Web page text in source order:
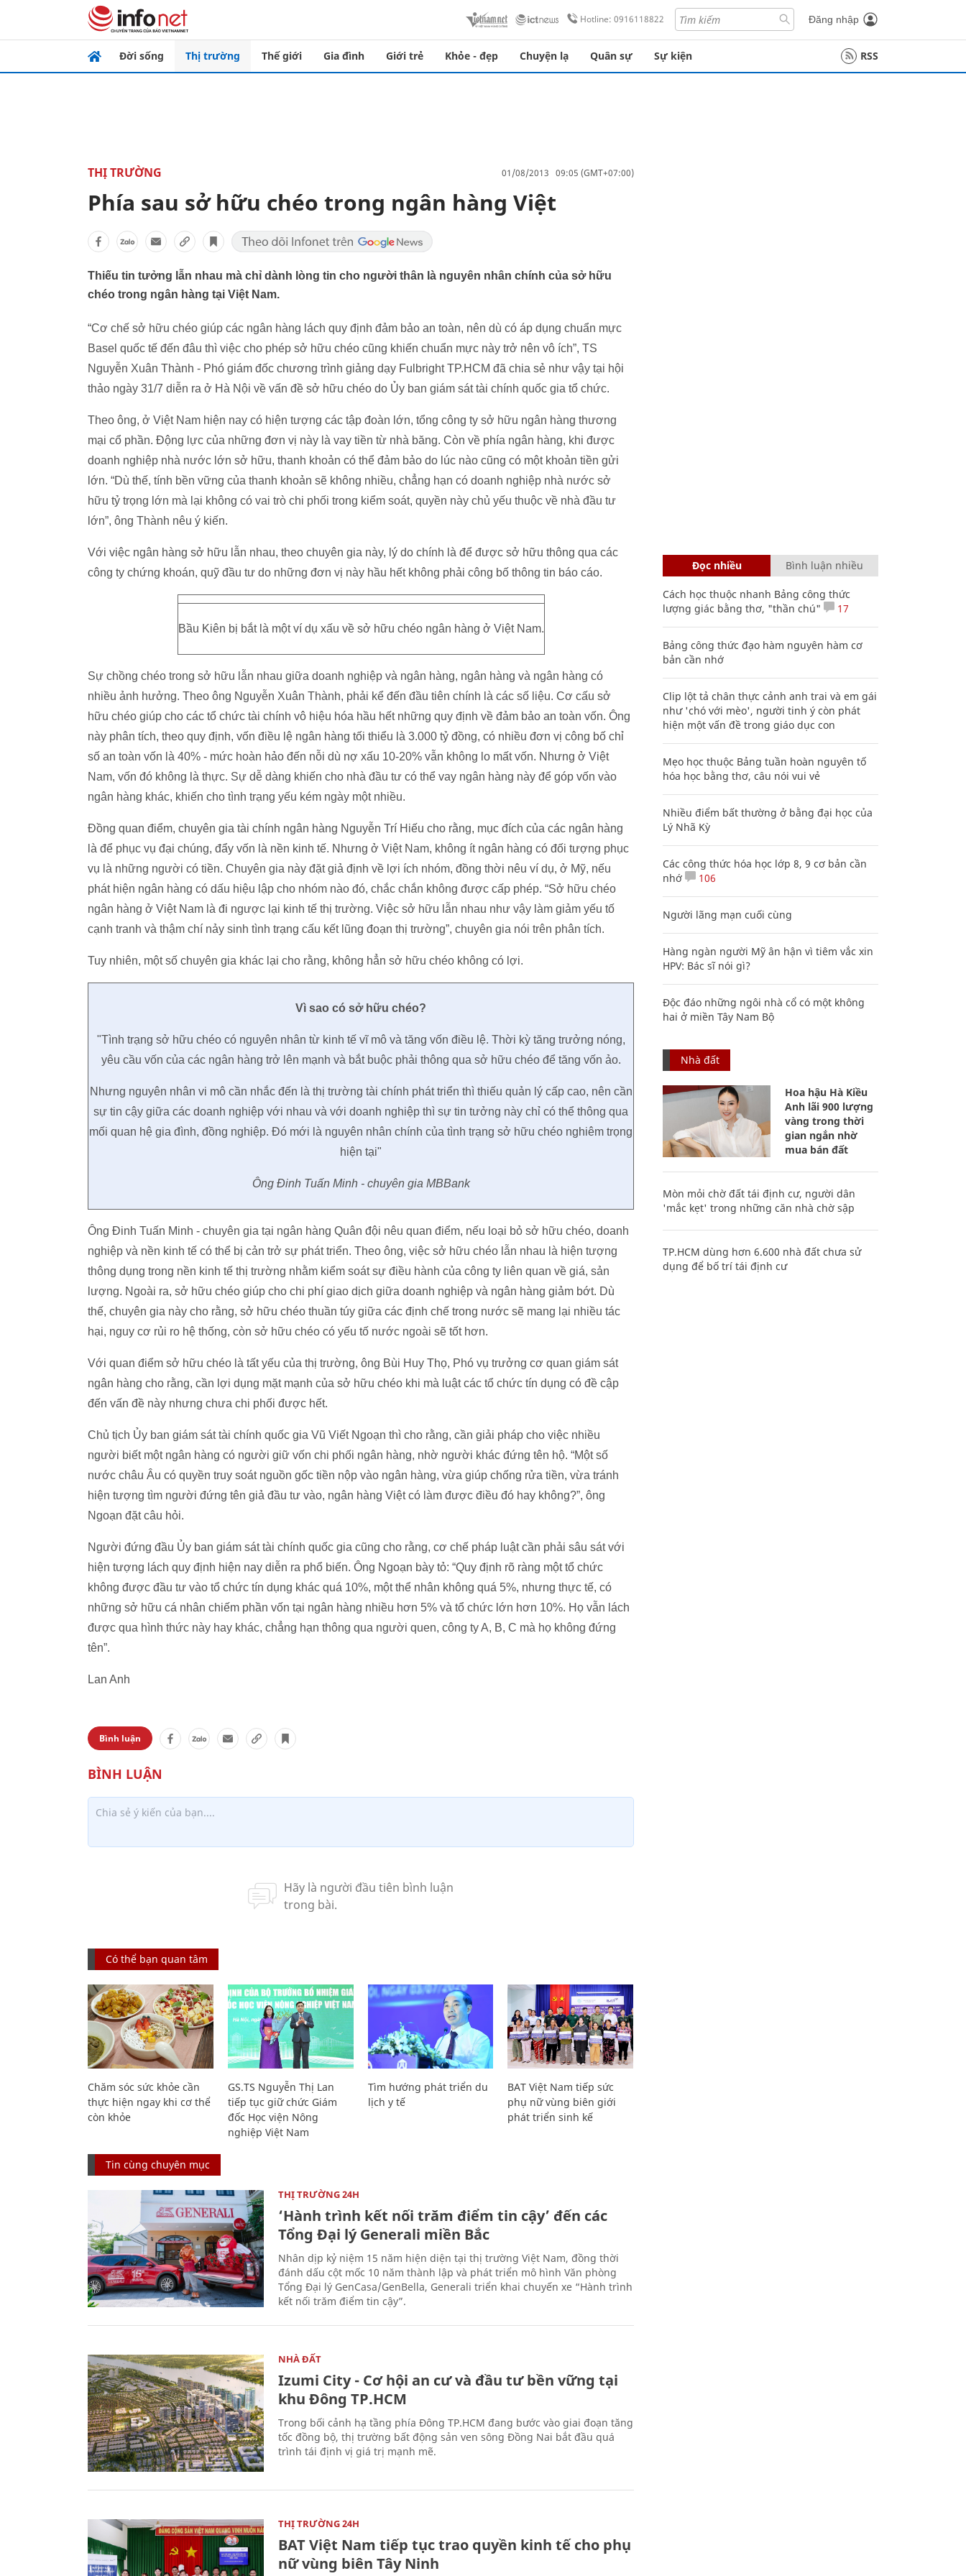
Hotline: 0916118822 Đăng nhập
Đời sống Thị trường Thế giới Gia đình Giới trẻ Khỏe - đẹp Chuyện lạ Quân sự Sự kiện RSS
THỊ TRƯỜNG 01/08/2013 09:05 (GMT+07:00)
Phía sau sở hữu chéo trong ngân hàng Việt
Thiếu tin tưởng lẫn nhau mà chỉ dành lòng tin cho người thân là nguyên nhân chính của sở hữu
chéo trong ngân hàng tại Việt Nam.
“Cơ chế sở hữu chéo giúp các ngân hàng lách quy định đảm bảo an toàn, nên dù có áp dụng chuẩn mực
Basel quốc tế đến đâu thì việc cho phép sở hữu chéo cũng khiến chuẩn mực này trở nên vô ích”, TS
Nguyễn Xuân Thành - Phó giám đốc chương trình giảng dạy Fulbright TP.HCM đã chia sẻ như vậy tại hội
thảo ngày 31/7 diễn ra ở Hà Nội về vấn đề sở hữu chéo do Ủy ban giám sát tài chính quốc gia tổ chức.
Theo ông, ở Việt Nam hiện nay có hiện tượng các tập đoàn lớn, tổng công ty sở hữu ngân hàng thương
mại cổ phần. Động lực của những đơn vị này là vay tiền từ nhà băng. Còn về phía ngân hàng, khi được
doanh nghiệp nhà nước lớn sở hữu, thanh khoản có thể đảm bảo do lúc nào cũng có một khoản tiền gửi
lớn. “Dù thế, tính bền vững của thanh khoản sẽ không nhiều, chẳng hạn có doanh nghiệp nhà nước sở
hữu tỷ trọng lớn mà lại không có vai trò chi phối trong kiểm soát, quyền này chủ yếu thuộc về nhà đầu tư
lớn”, ông Thành nêu ý kiến.
Với việc ngân hàng sở hữu lẫn nhau, theo chuyên gia này, lý do chính là để được sở hữu thông qua các
công ty chứng khoán, quỹ đầu tư do những đơn vị này hầu hết không phải công bố thông tin báo cáo.
Bầu Kiên bị bắt là một ví dụ xấu về sở hữu chéo ngân hàng ở Việt Nam.
Sự chồng chéo trong sở hữu lẫn nhau giữa doanh nghiệp và ngân hàng, ngân hàng và ngân hàng có
nhiều ảnh hưởng. Theo ông Nguyễn Xuân Thành, phải kể đến đầu tiên chính là các số liệu. Cơ cấu sở
hữu chéo giúp cho các tổ chức tài chính vô hiệu hóa hầu hết những quy định về đảm bảo an toàn vốn. Ông
này phân tích, theo quy định, vốn điều lệ ngân hàng tối thiểu là 3.000 tỷ đồng, có nhiều đơn vị công bố chỉ
số an toàn vốn là 40% - mức hoàn hảo đến nỗi dù nợ xấu 10-20% vẫn không lo mất vốn. Nhưng ở Việt
Nam, vốn đó không là thực. Sự dễ dàng khiến cho nhà đầu tư có thể vay ngân hàng này để góp vốn vào
ngân hàng khác, khiến cho tình trạng yếu kém ngày một nhiều.
Đồng quan điểm, chuyên gia tài chính ngân hàng Nguyễn Trí Hiếu cho rằng, mục đích của các ngân hàng
là để phục vụ đại chúng, đẩy vốn là nền kinh tế. Nhưng ở Việt Nam, không ít ngân hàng có đối tượng phục
vụ là những người có tiền. Chuyên gia này đặt giả định về lợi ích nhóm, đồng thời nêu ví dụ, ở Mỹ, nếu
phát hiện ngân hàng có dấu hiệu lập cho nhóm nào đó, chắc chắn không được cấp phép. “Sở hữu chéo
ngân hàng ở Việt Nam là đi ngược lại kinh tế thị trường. Việc sở hữu lẫn nhau như vậy làm giảm yếu tố
cạnh tranh và thậm chí nảy sinh tình trạng cấu kết lũng đoạn thị trường”, chuyên gia nói trên phân tích.
Tuy nhiên, một số chuyên gia khác lại cho rằng, không hẳn sở hữu chéo không có lợi.
Vì sao có sở hữu chéo?
"Tình trạng sở hữu chéo có nguyên nhân từ kinh tế vĩ mô và tăng vốn điều lệ. Thời kỳ tăng trưởng nóng,
yêu cầu vốn của các ngân hàng trở lên mạnh và bắt buộc phải thông qua sở hữu chéo để tăng vốn ảo.
Nhưng nguyên nhân vi mô cần nhắc đến là thị trường tài chính phát triển thì thiếu quản lý cấp cao, nên cần
sự tin cậy giữa các doanh nghiệp với nhau và với doanh nghiệp thì sự tin tưởng này chỉ có thể thông qua
mối quan hệ gia đình, đồng nghiệp. Đó mới là nguyên nhân chính của tình trạng sở hữu chéo nghiêm trọng
hiện tại"
Ông Đinh Tuấn Minh - chuyên gia MBBank
Ông Đinh Tuấn Minh - chuyên gia tại ngân hàng Quân đội nêu quan điểm, nếu loại bỏ sở hữu chéo, doanh
nghiệp và nền kinh tế có thể bị cản trở sự phát triển. Theo ông, việc sở hữu chéo lẫn nhau là hiện tượng
thông dụng trong nền kinh tế thị trường nhằm kiểm soát sự điều hành của công ty liên quan về giá, sản
lượng. Ngoài ra, sở hữu chéo giúp cho chi phí giao dịch giữa doanh nghiệp và ngân hàng giảm bớt. Dù
thế, chuyên gia này cho rằng, sở hữu chéo thuần túy giữa các định chế trong nước sẽ mang lại nhiều tác
hại, nguy cơ rủi ro hệ thống, còn sở hữu chéo có yếu tố nước ngoài sẽ tốt hơn.
Với quan điểm sở hữu chéo là tất yếu của thị trường, ông Bùi Huy Thọ, Phó vụ trưởng cơ quan giám sát
ngân hàng cho rằng, cần lợi dụng mặt mạnh của sở hữu chéo khi mà luật các tổ chức tín dụng có đề cập
đến vấn đề này nhưng chưa chi phối được hết.
Chủ tịch Ủy ban giám sát tài chính quốc gia Vũ Viết Ngoạn thì cho rằng, cần giải pháp cho việc nhiều
người biết một ngân hàng có người giữ vốn chi phối ngân hàng, nhờ người khác đứng tên hộ. “Một số
nước châu Âu có quyền truy soát nguồn gốc tiền nộp vào ngân hàng, vừa giúp chống rửa tiền, vừa tránh
hiện tượng tìm người đứng tên giả đầu tư vào, ngân hàng Việt có làm được điều đó hay không?”, ông
Ngoạn đặt câu hỏi.
Người đứng đầu Ủy ban giám sát tài chính quốc gia cũng cho rằng, cơ chế pháp luật cần phải sâu sát với
hiện tượng lách quy định hiện nay diễn ra phổ biến. Ông Ngoạn bày tỏ: “Quy định rõ ràng một tổ chức
không được đầu tư vào tổ chức tín dụng khác quá 10%, một thể nhân không quá 5%, nhưng thực tế, có
những sở hữu cá nhân chiếm phần vốn tại ngân hàng nhiều hơn 5% và tổ chức lớn hơn 10%. Họ vẫn lách
được qua hình thức này hay khác, chẳng hạn thông qua người quen, công ty A, B, C mà họ không đứng
tên”.
Lan Anh
Bình luận
Có thể bạn quan tâm
Chăm sóc sức khỏe cần
thực hiện ngay khi cơ thể
còn khỏe
GS.TS Nguyễn Thị Lan
tiếp tục giữ chức Giám
đốc Học viện Nông
nghiệp Việt Nam
Tìm hướng phát triển du
lịch y tế
BAT Việt Nam tiếp sức
phụ nữ vùng biên giới
phát triển sinh kế
Tin cùng chuyên mục
THỊ TRƯỜNG 24H
‘Hành trình kết nối trăm điểm tin cậy’ đến các
Tổng Đại lý Generali miền Bắc
Nhân dịp kỷ niệm 15 năm hiện diện tại thị trường Việt Nam, đồng thời
đánh dấu cột mốc 10 năm thành lập và phát triển mô hình Văn phòng
Tổng Đại lý GenCasa/GenBella, Generali triển khai chuyến xe “Hành trình
kết nối trăm điểm tin cậy”.
NHÀ ĐẤT
Izumi City - Cơ hội an cư và đầu tư bền vững tại
khu Đông TP.HCM
Trong bối cảnh hạ tầng phía Đông TP.HCM đang bước vào giai đoạn tăng
tốc đồng bộ, thị trường bất động sản ven sông Đồng Nai bắt đầu quá
trình tái định vị giá trị mạnh mẽ.
THỊ TRƯỜNG 24H
BAT Việt Nam tiếp tục trao quyền kinh tế cho phụ
nữ vùng biên Tây Ninh
Đọc nhiều Bình luận nhiều
Cách học thuộc nhanh Bảng công thức
lượng giác bằng thơ, "thần chú"
17
Bảng công thức đạo hàm nguyên hàm cơ
bản cần nhớ
Clip lột tả chân thực cảnh anh trai và em gái
như 'chó với mèo', người tinh ý còn phát
hiện một vấn đề trong giáo dục con
Mẹo học thuộc Bảng tuần hoàn nguyên tố
hóa học bằng thơ, câu nói vui vẻ
Nhiều điểm bất thường ở bằng đại học của
Lý Nhã Kỳ
Các công thức hóa học lớp 8, 9 cơ bản cần
nhớ
106
Người lãng mạn cuối cùng
Hàng ngàn người Mỹ ân hận vì tiêm vắc xin
HPV: Bác sĩ nói gì?
Độc đáo những ngôi nhà cổ có một không
hai ở miền Tây Nam Bộ
Nhà đất
Hoa hậu Hà Kiều
Anh lãi 900 lượng
vàng trong thời
gian ngắn nhờ
mua bán đất
Mòn mỏi chờ đất tái định cư, người dân
'mắc kẹt' trong những căn nhà chờ sập
TP.HCM dùng hơn 6.600 nhà đất chưa sử
dụng để bố trí tái định cư